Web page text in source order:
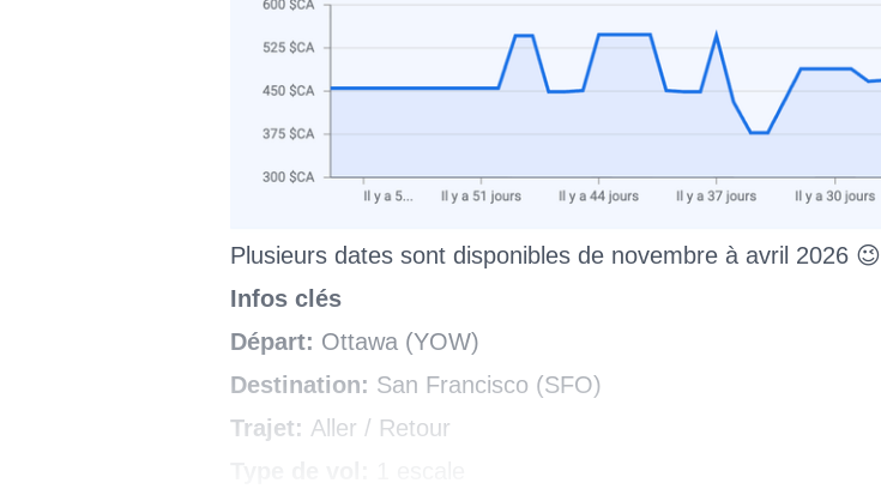
Plusieurs dates sont disponibles de novembre à avril 2026 😉
Infos clés
Départ: Ottawa (YOW)
Destination: San Francisco (SFO)
Trajet: Aller / Retour